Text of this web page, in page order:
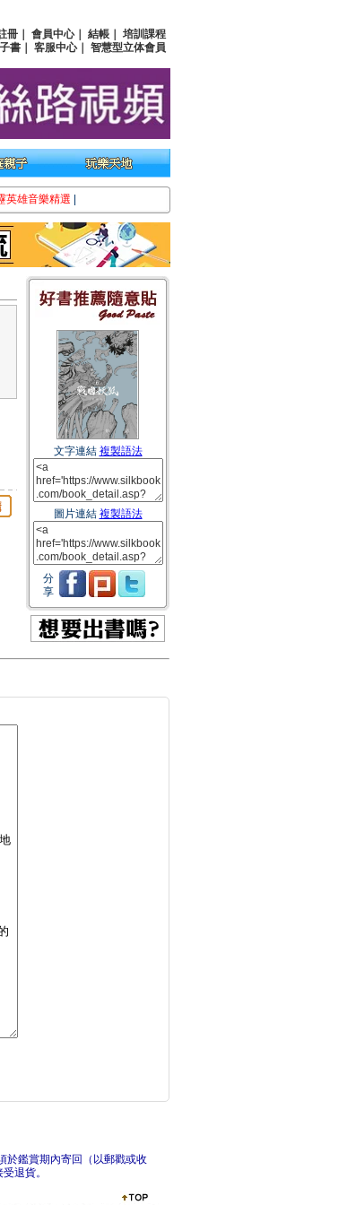
冊 會員中心｜ 結帳
培訓課程
書 客服中心｜ 智慧型立体會員
英雄音樂精選
文字連結 複製語法
圖片連結 複製語法
分
享
於鑑賞期內寄回（以郵戳或收
退貨。